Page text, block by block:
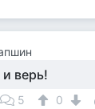
верь!
5
0